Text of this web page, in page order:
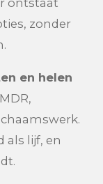
zonder
en helen
als lijf, en